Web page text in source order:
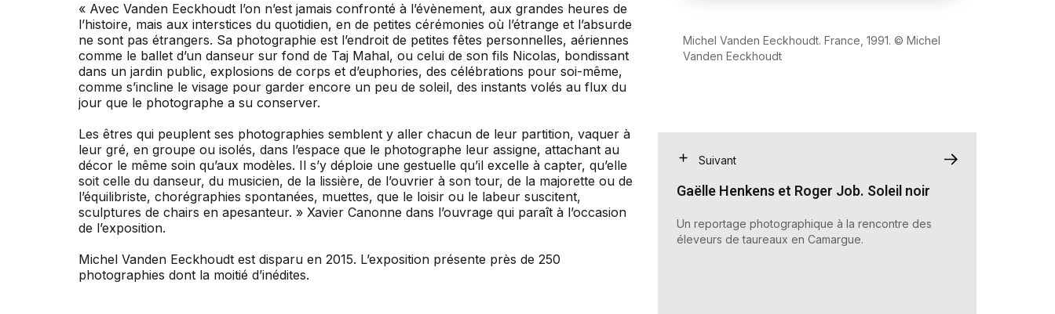
« Avec Vanden Eeckhoudt l’on n’est jamais confronté à l’évènement, aux grandes heures de
l’histoire, mais aux interstices du quotidien, en de petites cérémonies où l’étrange et l’absurde
ne sont pas étrangers. Sa photographie est l’endroit de petites fêtes personnelles, aériennes
comme le ballet d’un danseur sur fond de Taj Mahal, ou celui de son fils Nicolas, bondissant
dans un jardin public, explosions de corps et d’euphories, des célébrations pour soi-même,
comme s’incline le visage pour garder encore un peu de soleil, des instants volés au flux du
jour que le photographe a su conserver.
Les êtres qui peuplent ses photographies semblent y aller chacun de leur partition, vaquer à
leur gré, en groupe ou isolés, dans l’espace que le photographe leur assigne, attachant au
décor le même soin qu’aux modèles. Il s’y déploie une gestuelle qu’il excelle à capter, qu’elle
soit celle du danseur, du musicien, de la lissière, de l’ouvrier à son tour, de la majorette ou de
l’équilibriste, chorégraphies spontanées, muettes, que le loisir ou le labeur suscitent,
sculptures de chairs en apesanteur. » Xavier Canonne dans l’ouvrage qui paraît à l’occasion
de l’exposition.
Michel Vanden Eeckhoudt est disparu en 2015. L’exposition présente près de 250
photographies dont la moitié d’inédites.
Michel Vanden Eeckhoudt. France, 1991. © Michel
Vanden Eeckhoudt
Suivant
Gaëlle Henkens et Roger Job. Soleil noir
Un reportage photographique à la rencontre des
éleveurs de taureaux en Camargue.